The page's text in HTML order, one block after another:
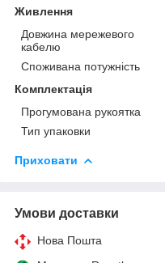
Живлення
Довжина мережевого
кабелю
Споживана потужність
Комплектація
Прогумована рукоятка
Тип упаковки
Приховати
Умови доставки
Нова Пошта